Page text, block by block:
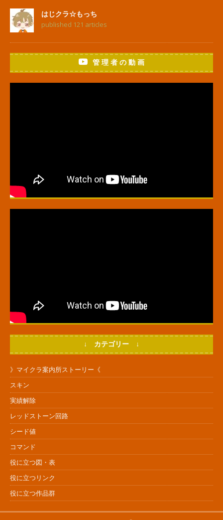
はじクラ☆もっち
published 121 articles
管 理 者 の 動 画
↓ カテゴリー ↓
》マイクラ案内所ストーリー《
スキン
実績解除
レッドストーン回路
シード値
コマンド
役に立つ図・表
役に立つリンク
役に立つ作品群